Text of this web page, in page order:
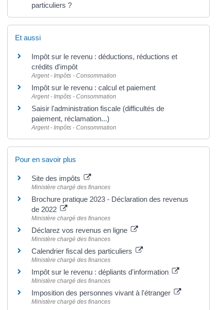
particuliers ?
Et aussi
Impôt sur le revenu : déductions, réductions et
crédits d'impôt
Argent - Impôts - Consommation
Impôt sur le revenu : calcul et paiement
Argent - Impôts - Consommation
Saisir l'administration fiscale (difficultés de
paiement, réclamation...)
Argent - Impôts - Consommation
Pour en savoir plus
Site des impôts
Ministère chargé des finances
Brochure pratique 2023 - Déclaration des revenus
de 2022
Ministère chargé des finances
Déclarez vos revenus en ligne
Ministère chargé des finances
Calendrier fiscal des particuliers
Ministère chargé des finances
Impôt sur le revenu : dépliants d'information
Ministère chargé des finances
Imposition des personnes vivant à l'étranger
Ministère chargé des finances